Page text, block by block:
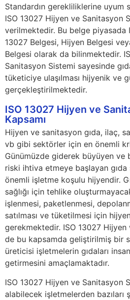
Standardın gerekliliklerine uyum
ISO 13027 Hijyen ve Sanitasyon
verilmektedir. Bu belge piyasada
13027 Belgesi, Hijyen Belgesi
Belgesi olarak da bilinmektedir.
Sanitasyon Sistemi sayesinde
tüketiciye ulaşılması hijyenik ve
gerçekleştirilmektedir.
ISO 13027 Hijyen ve
Kapsamı
Hijyen ve sanitasyon gıda, ilaç,
vb gibi sektörler için en önemli
Günümüzde giderek büyüyen ve
riski ihtiva etmeye başlayan
önemli işletme koşulu hijyendir.
sağlığı için tehlike
işlenmesi, paketlenmesi,
satılması ve tüketilmesi için
gerekmektedir. ISO 13027
de bu kapsamda geliştirilmiş bir
üreticisi işletmelerin gıdaları
getirmesini amaçlamaktadır.
ISO 13027 Hijyen ve Sanitasyon
alabilecek işletmelerden bazıları